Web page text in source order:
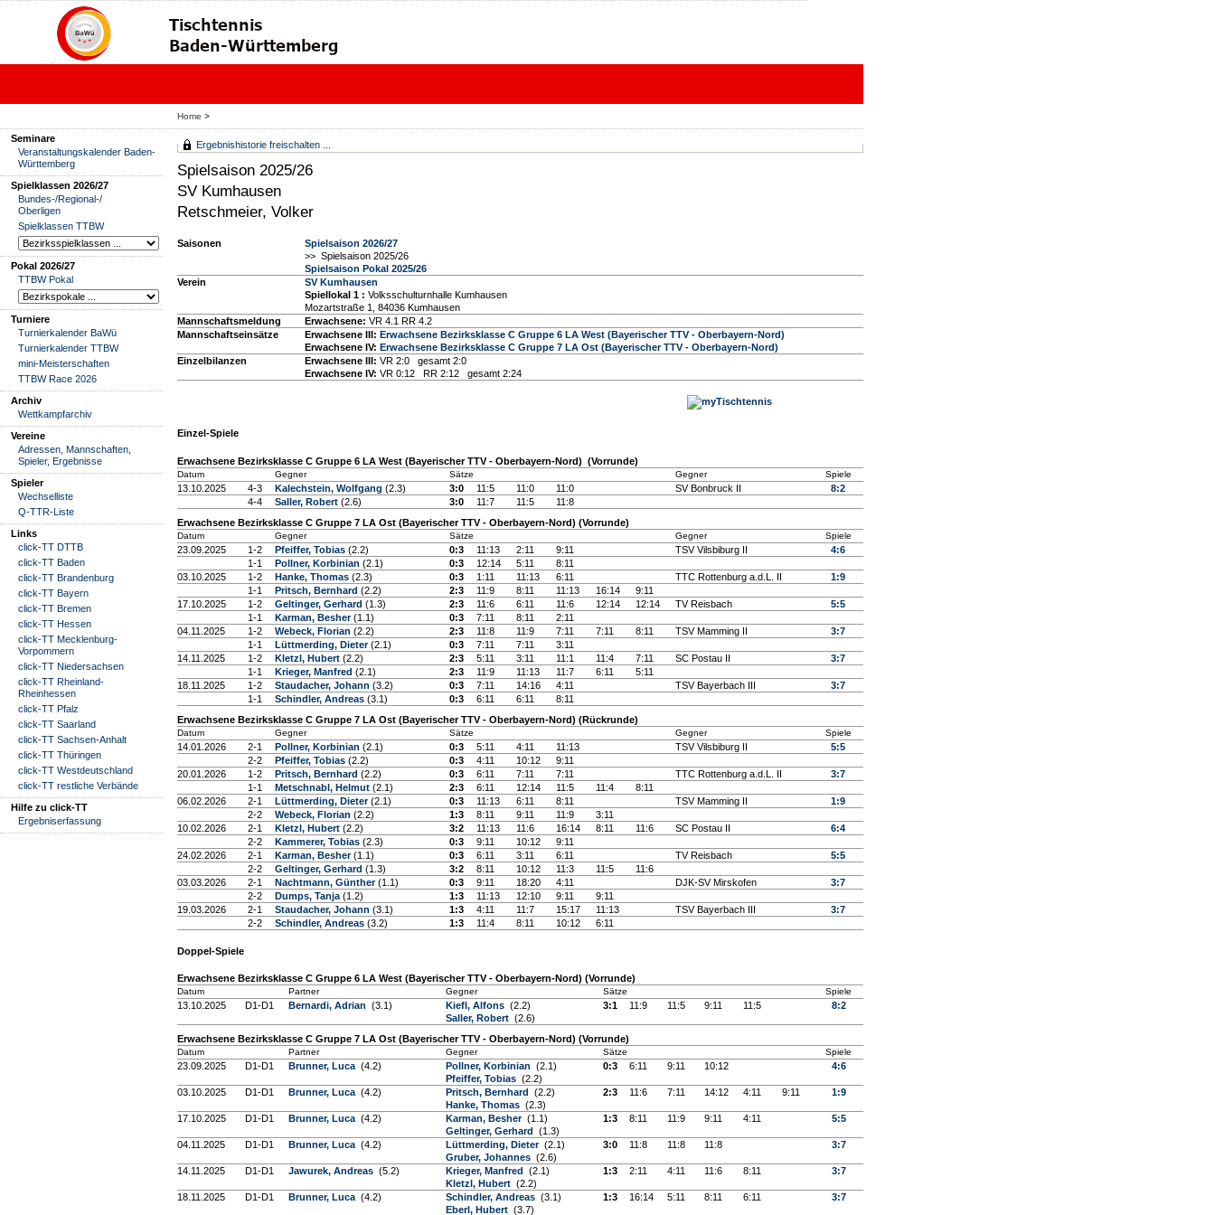
Home >
Seminare
Veranstaltungskalender Baden-
Württemberg
Spielklassen 2026/27
Bundes-/Regional-/
Oberligen
Spielklassen TTBW
Pokal 2026/27
TTBW Pokal
Turniere
Turnierkalender BaWü
Turnierkalender TTBW
mini-Meisterschaften
TTBW Race 2026
Archiv
Wettkampfarchiv
Vereine
Adressen, Mannschaften,
Spieler, Ergebnisse
Spieler
Wechselliste
Q-TTR-Liste
Links
click-TT DTTB
click-TT Baden
click-TT Brandenburg
click-TT Bayern
click-TT Bremen
click-TT Hessen
click-TT Mecklenburg-
Vorpommern
click-TT Niedersachsen
click-TT Rheinland-
Rheinhessen
click-TT Pfalz
click-TT Saarland
click-TT Sachsen-Anhalt
click-TT Thüringen
click-TT Westdeutschland
click-TT restliche Verbände
Hilfe zu click-TT
Ergebniserfassung
Ergebnishistorie freischalten ...
Spielsaison 2025/26
SV Kumhausen
Retschmeier, Volker
Saisonen
Spielsaison 2026/27
>> Spielsaison 2025/26
Spielsaison Pokal 2025/26
Verein
SV Kumhausen
Spiellokal 1 : Volksschulturnhalle Kumhausen
Mozartstraße 1, 84036 Kumhausen
Mannschaftsmeldung
Erwachsene: VR 4.1 RR 4.2
Mannschaftseinsätze
Erwachsene III: Erwachsene Bezirksklasse C Gruppe 6 LA West (Bayerischer TTV - Oberbayern-Nord)
Erwachsene IV: Erwachsene Bezirksklasse C Gruppe 7 LA Ost (Bayerischer TTV - Oberbayern-Nord)
Einzelbilanzen
Erwachsene III: VR 2:0 gesamt 2:0
Erwachsene IV: VR 0:12 RR 2:12 gesamt 2:24
Einzel-Spiele
Erwachsene Bezirksklasse C Gruppe 6 LA West (Bayerischer TTV - Oberbayern-Nord) (Vorrunde)
Datum Gegner Sätze Gegner Spiele
13.10.2025 4-3 Kalechstein, Wolfgang (2.3) 3:0 11:5 11:0 11:0 SV Bonbruck II
8:2
4-4
Saller, Robert (2.6) 3:0 11:7 11:5
11:8
Erwachsene Bezirksklasse C Gruppe 7 LA Ost (Bayerischer TTV - Oberbayern-Nord) (Vorrunde)
Datum Gegner Sätze Gegner Spiele
23.09.2025 1-2 Pfeiffer, Tobias (2.2) 0:3 11:13 2:11 9:11 TSV Vilsbiburg II
4:6
1-1
Pollner, Korbinian (2.1) 0:3 12:14 5:11
8:11
03.10.2025
1-2 Hanke, Thomas (2.3) 0:3 1:11 11:13 6:11 TTC Rottenburg a.d.L. II
1:9
1-1
Pritsch, Bernhard (2.2) 2:3 11:9 8:11 11:13 16:14
9:11
17.10.2025
1-2 Geltinger, Gerhard (1.3) 2:3 11:6 6:11 11:6 12:14 12:14 TV Reisbach
5:5
1-1
Karman, Besher(1.1) 0:3 7:11 8:11
2:11
04.11.2025
1-2 Webeck, Florian (2.2) 2:3 11:8 11:9 7:11 7:11 8:11 TSV Mamming II
3:7
1-1
Lüttmerding, Dieter(2.1) 0:3 7:11 7:11
3:11
14.11.2025
1-2 Kletzl, Hubert (2.2) 2:3 5:11 3:11 11:1 11:4 7:11 SC Postau II
3:7
1-1
Krieger, Manfred (2.1) 2:3 11:9 11:13 11:7 6:11
5:11
18.11.2025
1-2 Staudacher, Johann (3.2) 0:3 7:11 14:16 4:11 TSV Bayerbach III
3:7
1-1
Schindler, Andreas (3.1) 0:3 6:11 6:11
8:11
Erwachsene Bezirksklasse C Gruppe 7 LA Ost (Bayerischer TTV - Oberbayern-Nord) (Rückrunde)
Datum Gegner Sätze Gegner Spiele
14.01.2026 2-1 Pollner, Korbinian (2.1) 0:3 5:11 4:11 11:13 TSV Vilsbiburg II
5:5
2-2
Pfeiffer, Tobias (2.2) 0:3 4:11 10:12
9:11
20.01.2026
1-2 Pritsch, Bernhard (2.2) 0:3 6:11 7:11 7:11 TTC Rottenburg a.d.L. II
3:7
1-1
Metschnabl, Helmut (2.1) 2:3 6:11 12:14 11:5 11:4
8:11
06.02.2026
2-1 Lüttmerding, Dieter(2.1) 0:3 11:13 6:11 8:11 TSV Mamming II
1:9
2-2
Webeck, Florian (2.2) 1:3 8:11 9:11 11:9
3:11
10.02.2026
2-1 Kletzl, Hubert (2.2) 3:2 11:13 11:6 16:14 8:11 11:6 SC Postau II
6:4
2-2
Kammerer, Tobias (2.3) 0:3 9:11 10:12
9:11
24.02.2026
2-1 Karman, Besher(1.1) 0:3 6:11 3:11 6:11 TV Reisbach
5:5
2-2
Geltinger, Gerhard (1.3) 3:2 8:11 10:12 11:3 11:5
11:6
03.03.2026
2-1 Nachtmann, Günther(1.1) 0:3 9:11 18:20 4:11 DJK-SV Mirskofen
3:7
2-2
Dumps, Tanja (1.2) 1:3 11:13 12:10 9:11
9:11
19.03.2026
2-1 Staudacher, Johann (3.1) 1:3 4:11 11:7 15:17 11:13 TSV Bayerbach III
3:7
2-2
Schindler, Andreas (3.2) 1:3 11:4 8:11 10:12 6:11
Doppel-Spiele
Erwachsene Bezirksklasse C Gruppe 6 LA West (Bayerischer TTV - Oberbayern-Nord) (Vorrunde)
Datum Partner Gegner Sätze Spiele
13.10.2025 D1-D1 Bernardi, Adrian (3.1) Kiefl, Alfons (2.2)
Saller, Robert (2.6)
3:1 11:9 11:5 9:11 11:5 8:2
Erwachsene Bezirksklasse C Gruppe 7 LA Ost (Bayerischer TTV - Oberbayern-Nord) (Vorrunde)
Datum Partner Gegner Sätze Spiele
23.09.2025 D1-D1 Brunner, Luca (4.2) Pollner, Korbinian (2.1)
Pfeiffer, Tobias (2.2)
0:3 6:11 9:11 10:12 4:6
03.10.2025 D1-D1 Brunner, Luca (4.2) Pritsch, Bernhard (2.2)
Hanke, Thomas (2.3)
2:3 11:6 7:11 14:12 4:11 9:11 1:9
17.10.2025 D1-D1 Brunner, Luca (4.2) Karman, Besher (1.1)
Geltinger, Gerhard (1.3)
1:3 8:11 11:9 9:11 4:11 5:5
04.11.2025 D1-D1 Brunner, Luca (4.2) Lüttmerding, Dieter (2.1)
Gruber, Johannes (2.6)
3:0 11:8 11:8 11:8 3:7
14.11.2025 D1-D1 Jawurek, Andreas (5.2) Krieger, Manfred (2.1)
Kletzl, Hubert (2.2)
1:3 2:11 4:11 11:6 8:11 3:7
18.11.2025 D1-D1 Brunner, Luca (4.2) Schindler, Andreas (3.1)
Eberl, Hubert (3.7)
1:3 16:14 5:11 8:11 6:11 3:7